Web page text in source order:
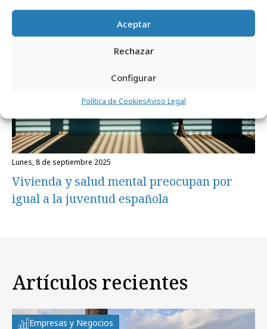
Aceptar
Rechazar
Configurar
Política de CookiesAviso Legal
lunes, 8 de septiembre 2025
Vivienda y salud mental preocupan por
igual a la juventud española
Artículos recientes
Empresas y Negocios